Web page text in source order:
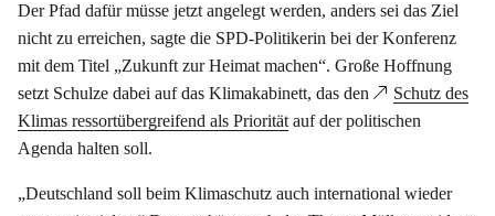
Der Pfad dafür müsse jetzt angelegt werden, anders sei das Ziel
nicht zu erreichen, sagte die SPD-Politikerin bei der Konferenz
mit dem Titel „Zukunft zur Heimat machen“. Große Hoffnung
setzt Schulze dabei auf das Klimakabinett, das den
Schutz des
Klimas ressortübergreifend als Priorität auf der politischen
Agenda halten soll.
„Deutschland soll beim Klimaschutz auch international wieder